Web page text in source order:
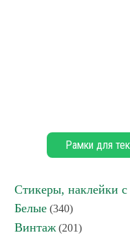
Рамки для
Стикеры, наклейки
Белые (340)
Винтаж (201)